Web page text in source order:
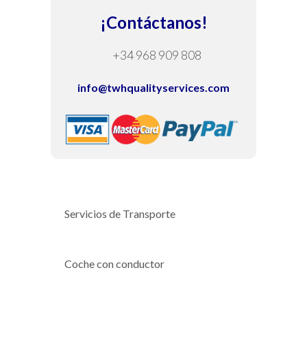
¡Contáctanos!
+34 968 909 808
info@twhqualityservices.com
Servicios de Transporte
Coche con conductor